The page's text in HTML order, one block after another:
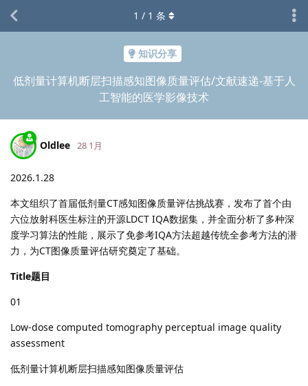
知识分享
低剂量计算机断层扫描感知图像质量评估/文献速递-基于人
工智能的医学影像技术
1 / 1 条
Oldlee 28 1月
2026.1.28
本文组织了首届低剂量CT感知图像质量评估挑战赛，发布了首个由
六位放射科医生标注的开源LDCT IQA数据集，并全面分析了多种深
度学习算法的性能，展示了免参考IQA方法超越传统全参考方法的潜
力，为CT图像质量评估研究奠定了基础。
Title题目
01
Low-dose computed tomography perceptual image quality
assessment
低剂量计算机断层扫描感知图像质量评估